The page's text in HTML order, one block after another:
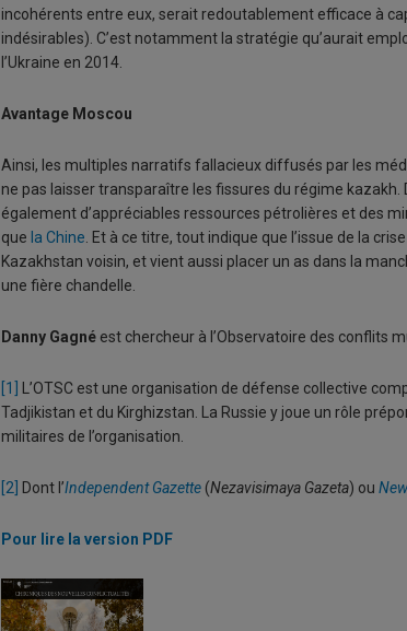
incohérents entre eux, serait redoutablement efficace à
indésirables). C’est notamment la stratégie qu’aurait
l’Ukraine en 2014.
Avantage Moscou
Ainsi, les multiples narratifs fallacieux diffusés par les
ne pas laisser transparaître les fissures du régime
également d’appréciables ressources pétrolières et des
que la Chine . Et à ce titre, tout indique que l’issue de la
Kazakhstan voisin, et vient aussi placer un as dans la
une fière chandelle.
Danny Gagné est chercheur à l’Observatoire des conflits
[1]
L’OTSC est une organisation de défense collective
Tadjikistan et du Kirghizstan. La Russie y joue un rôle
militaires de l’organisation.
[2] Dont l’Independent Gazette (Nezavisimaya Gazeta) ou
Pour lire la version PDF